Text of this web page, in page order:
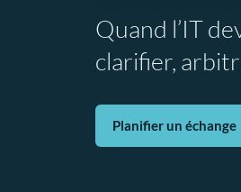
Quand l’IT
clarifier,
Planifier un échange